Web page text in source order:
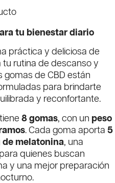
tu bienestar diario
práctica y deliciosa de
tu rutina de descanso y
gomas de CBD están
para brindarte
y reconfortante.
8 gomas, con un peso
. Cada goma aporta5
de melatonina, una
quienes buscan
y una mejor preparación